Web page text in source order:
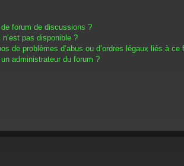
forum de discussions ?
pas disponible ?
de problèmes d’abus ou d’ordres légaux liés à ce
administrateur du forum ?